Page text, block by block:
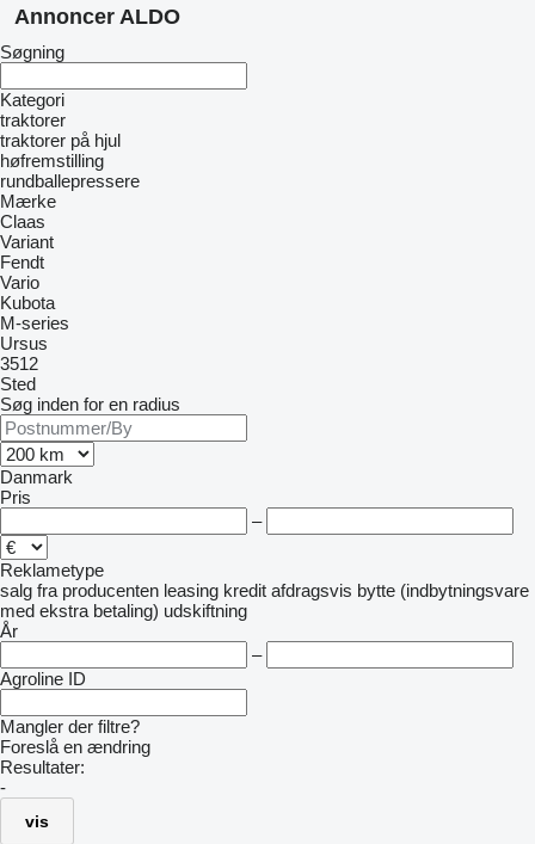
Annoncer ALDO
Søgning
Kategori
traktorer
traktorer på hjul
høfremstilling
rundballepressere
Mærke
Claas
Variant
Fendt
Vario
Kubota
M-series
Ursus
3512
Sted
Søg inden for en radius
Danmark
Pris
–
Reklametype
salg fra producenten leasing kredit afdragsvis bytte (indbytningsvare
med ekstra betaling) udskiftning
År
–
Agroline ID
Mangler der filtre?
Foreslå en ændring
Resultater:
-
vis